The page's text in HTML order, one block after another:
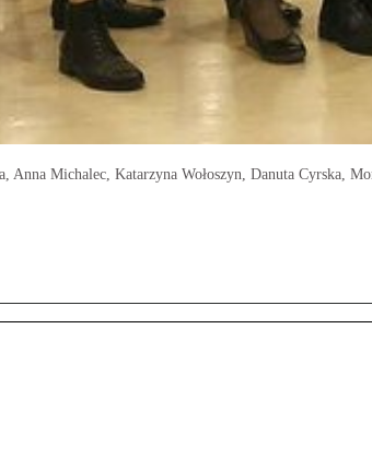
Anna Michalec, Katarzyna Wołoszyn, Danuta Cyrska,